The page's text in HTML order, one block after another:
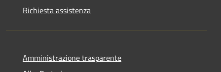
Richiesta assistenza
Amministrazione trasparente